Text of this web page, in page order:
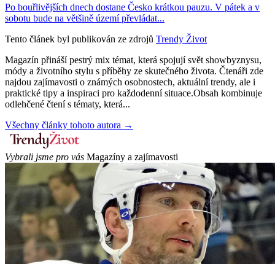
Po bouřlivějších dnech dostane Česko krátkou pauzu. V pátek a v
sobotu bude na většině území převládat...
Tento článek byl publikován ze zdrojů Trendy Život
Magazín přináší pestrý mix témat, která spojují svět showbyznysu,
módy a životního stylu s příběhy ze skutečného života. Čtenáři zde
najdou zajímavosti o známých osobnostech, aktuální trendy, ale i
praktické tipy a inspiraci pro každodenní situace.Obsah kombinuje
odlehčené čtení s tématy, která...
Všechny články tohoto autora →
Vybrali jsme pro vás Magazíny a zajímavosti